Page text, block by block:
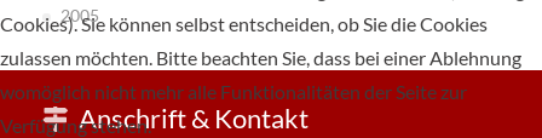
2005
Anschrift & Kontakt
Cookies). Sie können selbst entscheiden, ob Sie die Cookies
zulassen möchten. Bitte beachten Sie, dass bei einer Ablehnung
womöglich nicht mehr alle Funktionalitäten der Seite zur
Verfügung stehen.